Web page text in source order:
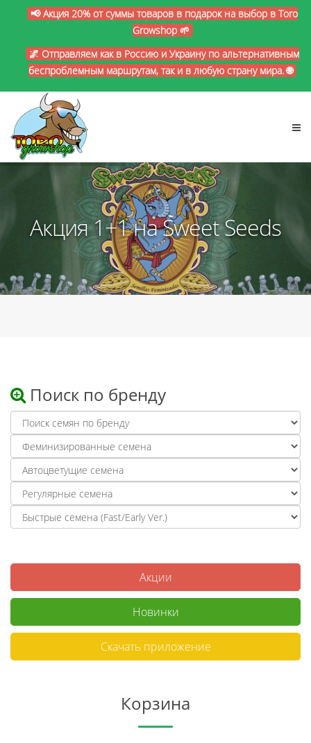
📢 Акция 20% от суммы товаров в подарок на выбор в Toro
Growshop 🌱
🌌 Отправляем как в Россию и Украину по альтернативным
беспроблемным маршрутам, так и в любую страну мира. 🌐
Акция 1+1 на Sweet Seeds
Поиск по бренду
Акции
Новинки
Скачать приложение
Корзина